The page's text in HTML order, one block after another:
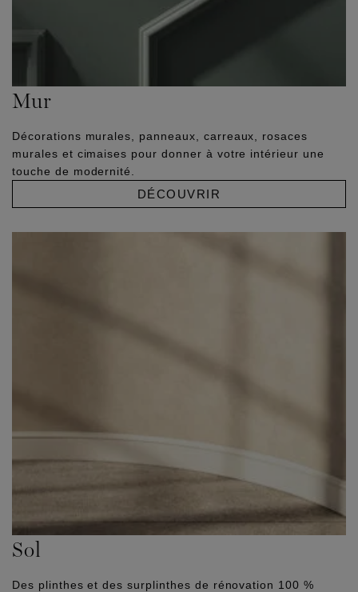
Mur
Décorations murales, panneaux, carreaux, rosaces
murales et cimaises pour donner à votre intérieur une
touche de modernité.
DÉCOUVRIR
Sol
Des plinthes et des surplinthes de rénovation 100 %